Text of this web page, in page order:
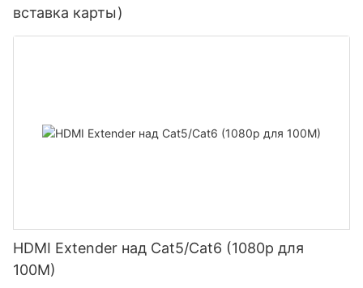
вставка карты)
HDMI Extender над Cat5/Cat6 (1080p для
100M)